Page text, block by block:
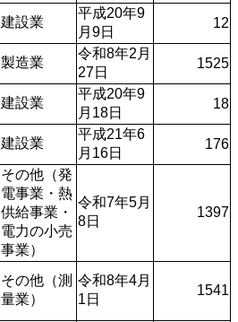
建設業
平成20年9
月9日
12
製造業
令和8年2月
27日
1525
建設業
平成20年9
月18日
18
建設業
平成21年6
月16日
176
その他（発
電事業・熱
供給事業・
電力の小売
事業）
令和7年5月
8日
1397
その他（測
量業）
令和8年4月
1日
1541